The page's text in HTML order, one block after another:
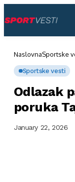
NaslovnaSportske
Sportske vesti
Odlazak
poruka
January 22, 2026